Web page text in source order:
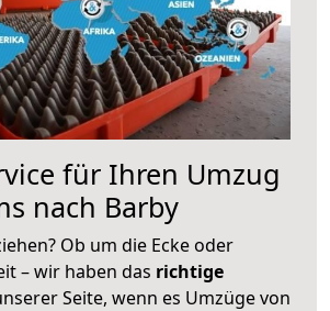
für Ihren Umzug
nach Barby
Ob um die Ecke oder
– wir haben das richtige
Seite, wenn es Umzüge von